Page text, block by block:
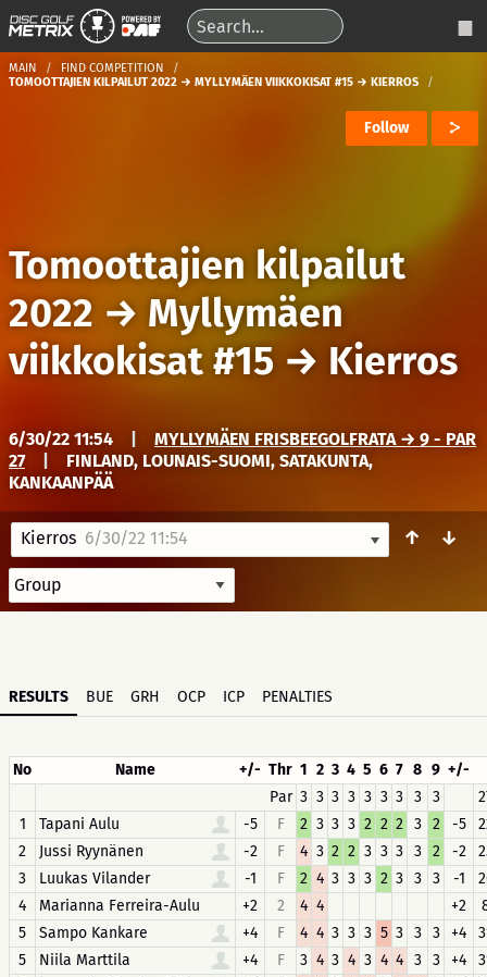
MAIN
FIND COMPETITION
TOMOOTTAJIEN KILPAILUT 2022 → MYLLYMÄEN VIIKKOKISAT #15 → KIERROS
Follow
Tomoottajien kilpailut
2022 → Myllymäen
viikkokisat #15 → Kierros
6/30/22 11:54
MYLLYMÄEN FRISBEEGOLFRATA → 9 - PAR
27
FINLAND, LOUNAIS-SUOMI, SATAKUNTA,
KANKAANPÄÄ
Kierros 6/30/22 11:54 ↑ ↓
RESULTS BUE GRH OCP ICP PENALTIES
No Name +/- Thr 1 2 3 4 5 6 7 8 9 +/-
Par 3 3 3 3 3 3 3 3 3
1
Tapani Aulu -5 F 2 3 3 3 2 2 2 3 2 -5
2
Jussi Ryynänen -2 F 4 3 2 2 3 3 3 3 2 -2
3
Luukas Vilander -1 F 2 4 3 3 3 2 3 3 3 -1
4
Marianna Ferreira-Aulu +2 2 4 4 +2
5
Sampo Kankare +4 F 4 4 3 3 3 5 3 3 3 +4
5
Niila Marttila +4 F 3 4 3 4 3 4 4 3 3 +4